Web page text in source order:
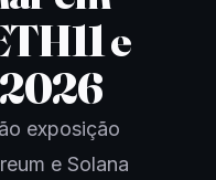
e
2026
exposição
e Solana